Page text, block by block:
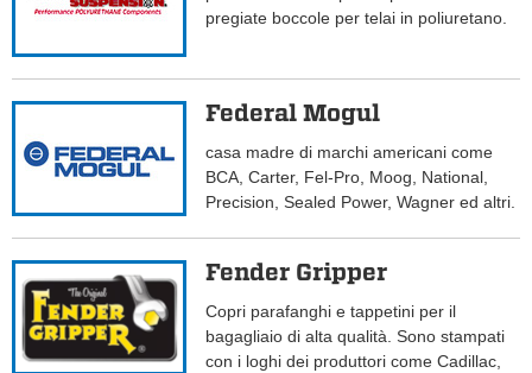
pregiate boccole per telai in poliuretano.
Federal Mogul
casa madre di marchi americani come
BCA, Carter, Fel-Pro, Moog, National,
Precision, Sealed Power, Wagner ed altri.
Fender Gripper
Copri parafanghi e tappetini per il
bagagliaio di alta qualità. Sono stampati
con i loghi dei produttori come Cadillac,